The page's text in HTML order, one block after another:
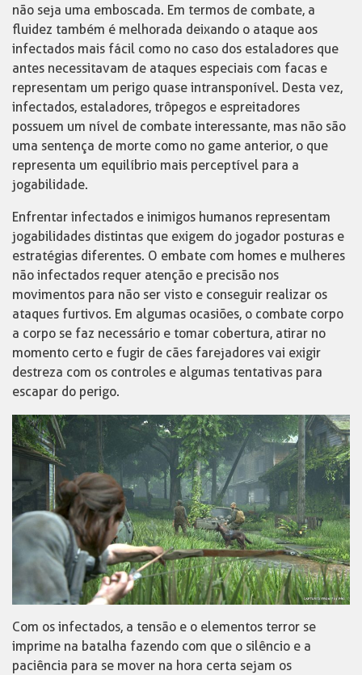
não seja uma emboscada. Em termos de combate, a
fluidez também é melhorada deixando o ataque aos
infectados mais fácil como no caso dos estaladores que
antes necessitavam de ataques especiais com facas e
representam um perigo quase intransponível. Desta vez,
infectados, estaladores, trôpegos e espreitadores
possuem um nível de combate interessante, mas não são
uma sentença de morte como no game anterior, o que
representa um equilíbrio mais perceptível para a
jogabilidade.
Enfrentar infectados e inimigos humanos representam
jogabilidades distintas que exigem do jogador posturas e
estratégias diferentes. O embate com homes e mulheres
não infectados requer atenção e precisão nos
movimentos para não ser visto e conseguir realizar os
ataques furtivos. Em algumas ocasiões, o combate corpo
a corpo se faz necessário e tomar cobertura, atirar no
momento certo e fugir de cães farejadores vai exigir
destreza com os controles e algumas tentativas para
escapar do perigo.
Com os infectados, a tensão e o elementos terror se
imprime na batalha fazendo com que o silêncio e a
paciência para se mover na hora certa sejam os